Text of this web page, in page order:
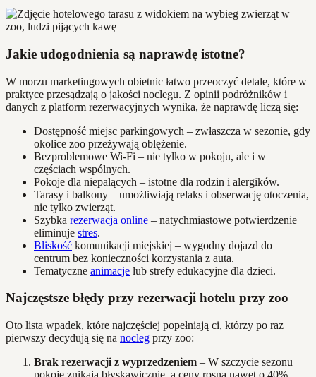
Jakie udogodnienia są naprawdę istotne?
W morzu marketingowych obietnic łatwo przeoczyć detale, które w
praktyce przesądzają o jakości noclegu. Z opinii podróżników i
danych z platform rezerwacyjnych wynika, że naprawdę liczą się:
Dostępność miejsc parkingowych – zwłaszcza w sezonie, gdy
okolice zoo przeżywają oblężenie.
Bezproblemowe Wi-Fi – nie tylko w pokoju, ale i w
częściach wspólnych.
Pokoje dla niepalących – istotne dla rodzin i alergików.
Tarasy i balkony – umożliwiają relaks i obserwację otoczenia,
nie tylko zwierząt.
Szybka rezerwacja online – natychmiastowe potwierdzenie
eliminuje stres.
Bliskość komunikacji miejskiej – wygodny dojazd do
centrum bez konieczności korzystania z auta.
Tematyczne animacje lub strefy edukacyjne dla dzieci.
Najczęstsze błędy przy rezerwacji hotelu przy zoo
Oto lista wpadek, które najczęściej popełniają ci, którzy po raz
pierwszy decydują się na nocleg przy zoo:
Brak rezerwacji z wyprzedzeniem – W szczycie sezonu
pokoje znikają błyskawicznie, a ceny rosną nawet o 40%.